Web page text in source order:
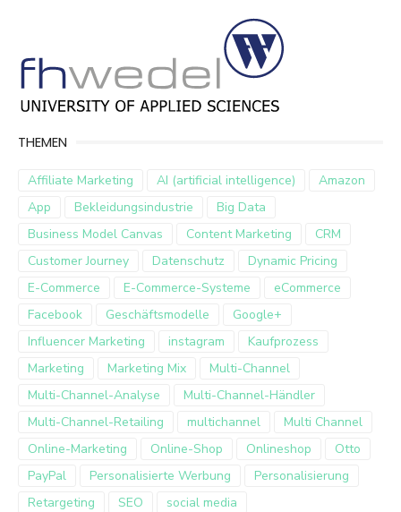
THEMEN
Affiliate Marketing AI (artificial intelligence)
Amazon
App
Bekleidungsindustrie
Big Data
Business Model Canvas
Content Marketing
CRM
Customer Journey
Datenschutz
Dynamic Pricing
E-Commerce
E-Commerce-Systeme
eCommerce
Facebook
Geschäftsmodelle
Google+
Influencer Marketing
instagram
Kaufprozess
Marketing
Marketing Mix
Multi-Channel
Multi-Channel-Analyse
Multi-Channel-Händler
Multi-Channel-Retailing
multichannel
Multi Channel
Online-Marketing
Online-Shop Onlineshop
Otto
PayPal
Personalisierte Werbung
Personalisierung
Retargeting
SEO
social media